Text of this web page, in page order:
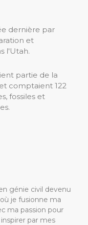
dernière par
et
l'Utah.
partie de la
comptaient 122
fossiles et
génie civil devenu
je fusionne ma
ma passion pour
par mes